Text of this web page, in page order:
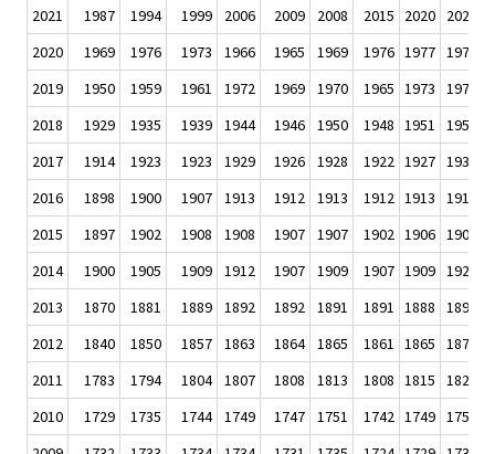
2021
1987 1994 1999 2006 2009 2008 2015 2020
2026
2020
1969 1976 1973 1966 1965 1969 1976 1977 1977
2019
1950 1959 1961 1972 1969 1970 1965 1973 1973
2018
1929 1935 1939 1944 1946 1950 1948 1951 1955
2017
1914 1923 1923 1929 1926 1928 1922 1927 1931
2016
1898 1900 1907 1913 1912 1913 1912 1913 1916
2015
1897 1902 1908 1908 1907 1907 1902 1906 1908
2014
1900 1905 1909 1912 1907 1909 1907 1909 1920
2013
1870 1881 1889 1892 1892 1891 1891 1888 1894
2012
1840 1850 1857 1863 1864 1865 1861 1865 1872
2011
1783 1794 1804 1807 1808 1813 1808 1815 1823
2010
1729 1735 1744 1749 1747 1751 1742 1749 1757